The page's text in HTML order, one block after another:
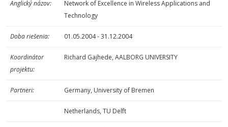
Anglický názov:
Network of Excellence in Wireless Applications and
Technology
Doba riešenia: 01.05.2004 - 31.12.2004
Koordinátor
projektu:
Richard Gajhede, AALBORG UNIVERSITY
Partneri: Germany, University of Bremen
Netherlands, TU Delft